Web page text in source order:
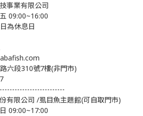
事業有限公司
09:00~16:00
為休息日
六段310號7樓(非門市)
有限公司 /虱目魚主題館(可自取門市)
09:00~17:00